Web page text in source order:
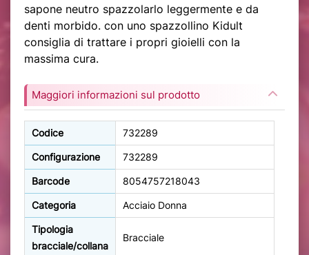
sapone neutro spazzolarlo leggermente e da
denti morbido. con uno spazzollino Kidult
consiglia di trattare i propri gioielli con la
massima cura.
Maggiori informazioni sul prodotto
Codice 732289
Configurazione 732289
Barcode 8054757218043
Categoria Acciaio Donna
Tipologia
bracciale/collana
Bracciale